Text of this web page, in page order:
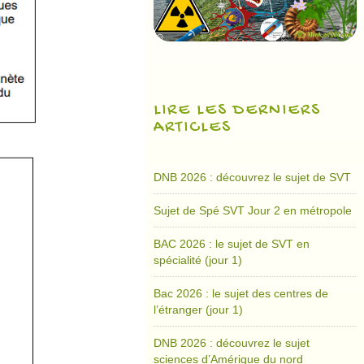
LIRE LES DERNIERS
ARTICLES
DNB 2026 : découvrez le sujet de SVT
Sujet de Spé SVT Jour 2 en métropole
BAC 2026 : le sujet de SVT en
spécialité (jour 1)
Bac 2026 : le sujet des centres de
l’étranger (jour 1)
DNB 2026 : découvrez le sujet
sciences d’Amérique du nord